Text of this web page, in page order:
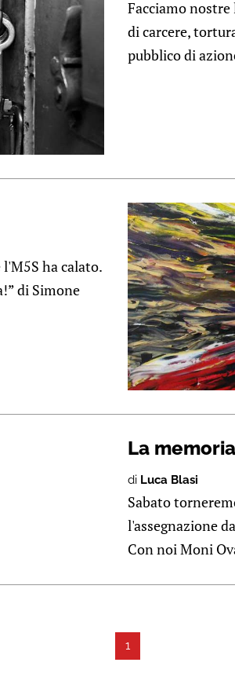
Facciamo
di carcere,
pubblico di
ha calato.
di Simone
La
di Luca Blasi
Sabato
l'assegnazione
Con noi Moni
1